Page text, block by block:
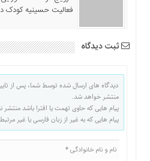
فعالیت حسینیه کودک
ثبت دیدگاه
دیدگاه های ارسال شده توسط شما، پس از
منتشر خواهد شد.
پیام هایی که حاوی تهمت یا افترا باشد
پیام هایی که به غیر از زبان فارسی یا غیر